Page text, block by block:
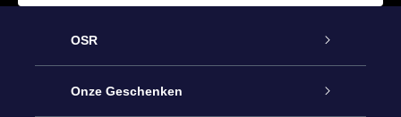
OSR
Service
Onze Geschenken